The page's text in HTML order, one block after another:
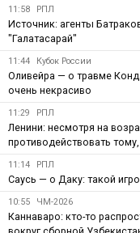
11:58 РПЛ
Источник: агенты
"Галатасарай"
11:44 Кубок России
Оливейра — о травме
очень некрасиво
11:29 РПЛ
Ленини: несмотря на
противодействовать
11:14 РПЛ
Саусь — о Даку: такой
10:55 ЧМ-2026
Каннаваро: кто-то